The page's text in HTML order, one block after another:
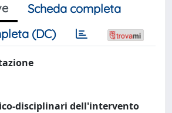
Scheda completa
(DC)
disciplinari dell'intervento